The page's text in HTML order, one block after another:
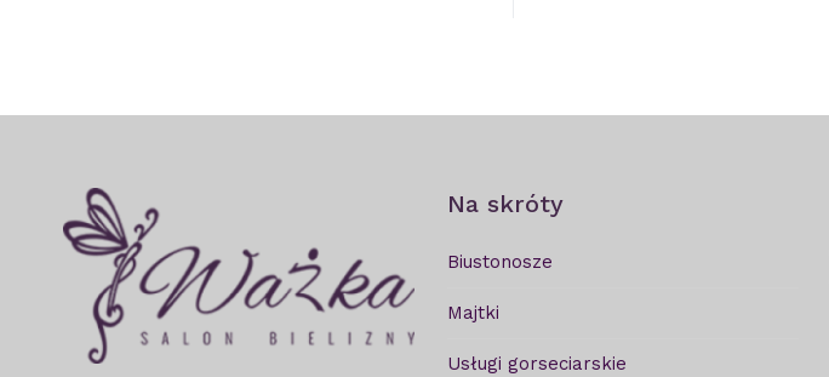
Na skróty
Biustonosze
Majtki
Usługi gorseciarskie